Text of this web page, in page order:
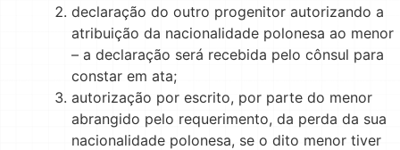
declaração do outro progenitor autorizando a
atribuição da nacionalidade polonesa ao menor
– a declaração será recebida pelo cônsul para
constar em ata;
autorização por escrito, por parte do menor
abrangido pelo requerimento, da perda da sua
nacionalidade polonesa, se o dito menor tiver